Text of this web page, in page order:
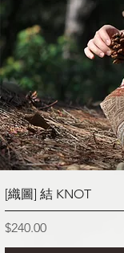
[織圖] 結 KNOT
價格
$240.00